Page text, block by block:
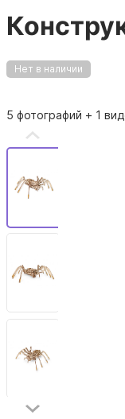
Нет в наличии
5 фотографий + 1